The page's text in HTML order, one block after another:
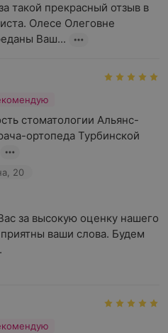
такой прекрасный отзыв в
Олесе Олеговне
Ваш...
стоматологии Альянс-
ортопеда Турбинской
20
за высокую оценку нашего
ваши слова. Будем